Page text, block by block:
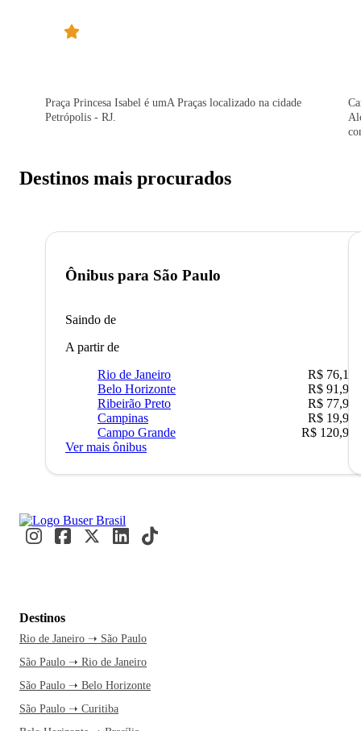
Praça Princesa Isabel é umA Praças localizado na cidade
Petrópolis - RJ.
Destinos mais procurados
Ônibus para São Paulo
Saindo de
A partir de
Rio de Janeiro
R$ 76,10
Belo Horizonte
R$ 91,90
Ribeirão Preto
R$ 77,90
Campinas
R$ 19,90
Campo Grande
R$ 120,90
Ver mais ônibus
Destinos
Rio de Janeiro ➝ São Paulo
São Paulo ➝ Rio de Janeiro
São Paulo ➝ Belo Horizonte
São Paulo ➝ Curitiba